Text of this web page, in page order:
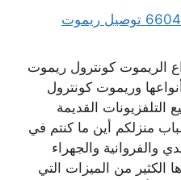
توصيل ريموت للمنزل 66041166 توصيل ريموت
الريموت كونترول ريموت
وريموت كونترول
القديمة
منزلكم أين ما كنتم في
والفروانية والجهراء
الكثير من الميزات التي